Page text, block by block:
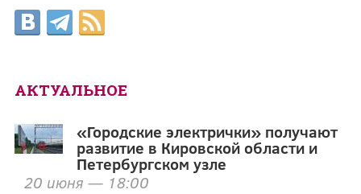
АКТУАЛЬНОЕ
«Городские электрички» получают
развитие в Кировской области и
Петербургском узле
20 июня — 18:00